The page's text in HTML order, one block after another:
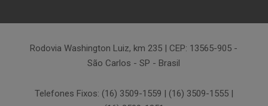
Rodovia Washington Luiz, km 235 | CEP: 13565-905 -
São Carlos - SP - Brasil
Telefones Fixos: (16) 3509-1559 | (16) 3509-1555 |